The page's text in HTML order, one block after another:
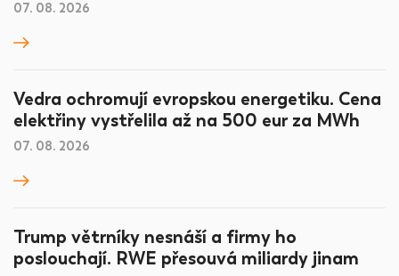
07. 08. 2026
Vedra ochromují evropskou energetiku. Cena
elektřiny vystřelila až na 500 eur za MWh
07. 08. 2026
Trump větrníky nesnáší a firmy ho
poslouchají. RWE přesouvá miliardy jinam